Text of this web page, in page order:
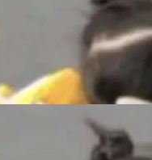
Groki
生成内
科网站
，无论
期更
、写 R
、
译文
围绕三
那一
步支